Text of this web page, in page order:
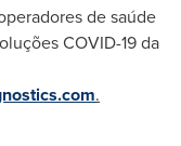
de saúde
COVID-19 da
.